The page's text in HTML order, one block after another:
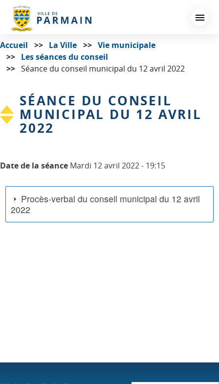
principal
Accueil La Ville
Vie municipale
Les séances du conseil
Séance du conseil municipal du 12 avril 2022
SÉANCE DU CONSEIL
MUNICIPAL DU 12 AVRIL
2022
Date de la séance Mardi 12 avril 2022 - 19:15
Procès-verbal du conseil municipal du 12 avril
2022